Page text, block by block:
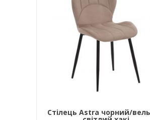
Стілець Astra чорний/